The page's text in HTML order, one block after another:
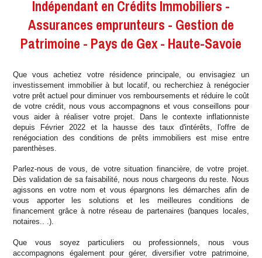
Indépendant en Crédits Immobiliers -
Assurances emprunteurs - Gestion de
Patrimoine - Pays de Gex - Haute-Savoie
Que vous achetiez votre résidence principale, ou envisagiez un
investissement immobilier à but locatif, ou recherchiez à renégocier
votre prêt actuel pour diminuer vos remboursements et réduire le coût
de votre crédit, nous vous accompagnons et vous conseillons pour
vous aider à réaliser votre projet. Dans le contexte inflationniste
depuis Février 2022 et la hausse des taux d'intérêts, l'offre de
renégociation des conditions de prêts immobiliers est mise entre
parenthèses.
Parlez-nous de vous, de votre situation financière, de votre projet.
Dès validation de sa faisabilité, nous nous chargeons du reste. Nous
agissons en votre nom et vous épargnons les démarches afin de
vous apporter les solutions et les meilleures conditions de
financement grâce à notre réseau de partenaires (banques locales,
notaires.. .).
Que vous soyez particuliers ou professionnels, nous vous
accompagnons également pour gérer, diversifier votre patrimoine,